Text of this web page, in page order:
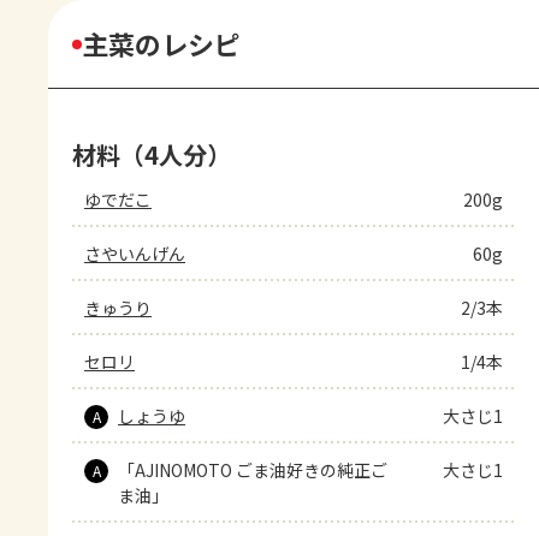
主菜のレシピ
材料（4人分）
ゆでだこ 200g
さやいんげん 60g
きゅうり 2/3本
セロリ 1/4本
A しょうゆ 大さじ1
A
「AJINOMOTO ごま油好きの純正ご
ま油」
大さじ1